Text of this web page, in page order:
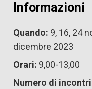
Informazioni
Quando: 9, 16, 24
dicembre 2023
Orari: 9,00-13,00
Numero di